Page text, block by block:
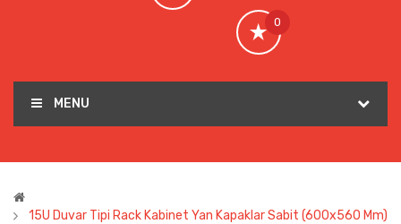
0
MENU
15U Duvar Tipi Rack Kabinet Yan Kapaklar Sabit (600x560 Mm)